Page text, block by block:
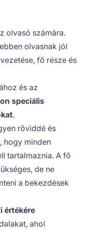
olvasó számára.
olvasnak jól
fő része és
és az
speciális
.
röviddé és
hogy minden
tartalmaznia. A fő
de ne
a bekezdések
értékére
ahol